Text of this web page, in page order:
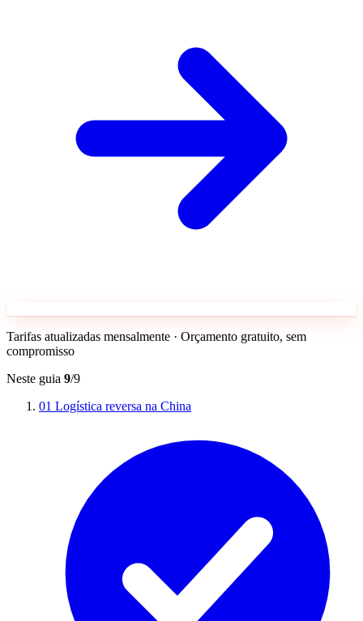
Tarifas atualizadas mensalmente · Orçamento gratuito, sem
compromisso
Neste guia 9/9
01 Logística reversa na China